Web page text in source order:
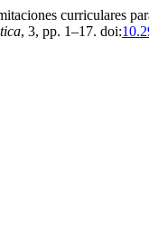
curriculares
, 3, pp. 1–17. doi: